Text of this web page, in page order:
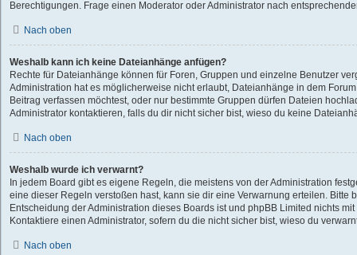
Berechtigungen. Frage einen Moderator oder Administrator nach
Nach oben
Weshalb kann ich keine Dateianhänge anfügen?
Rechte für Dateianhänge können für Foren, Gruppen und einzelne Benutzer
Administration hat es möglicherweise nicht erlaubt, Dateianhänge in dem
Beitrag verfassen möchtest, oder nur bestimmte Gruppen dürfen Dateien
Administrator kontaktieren, falls du dir nicht sicher bist, wieso du keine
Nach oben
Weshalb wurde ich verwarnt?
In jedem Board gibt es eigene Regeln, die meistens von der Administration
eine dieser Regeln verstoßen hast, kann sie dir eine Verwarnung erteilen. Bitte
Entscheidung der Administration dieses Boards ist und phpBB Limited nichts
Kontaktiere einen Administrator, sofern du die nicht sicher bist, wieso du
Nach oben